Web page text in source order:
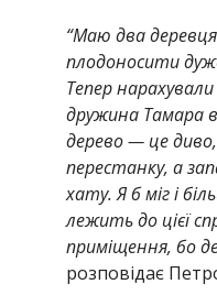
“Маю два
плодоносити
Тепер
дружина Тамара
дерево — це диво,
перестанку, а
хату. Я б міг і
лежить до цієї
приміщення, бо
розповідає